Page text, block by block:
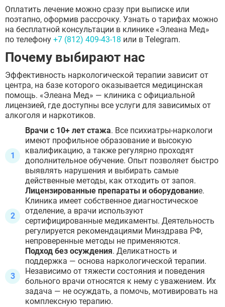
Оплатить лечение можно сразу при выписке или
поэтапно, оформив рассрочку. Узнать о тарифах можно
на бесплатной консультации в клинике «Элеана Мед»
по телефону +7 (812) 409-43-18 или в Telegram.
Почему выбирают нас
Эффективность наркологической терапии зависит от
центра, на базе которого оказывается медицинская
помощь. «Элеана Мед» — клиника с официальной
лицензией, где доступны все услуги для зависимых от
алкоголя и наркотиков.
Врачи с 10+ лет стажа. Все психиатры-наркологи
имеют профильное образование и высокую
квалификацию, а также регулярно проходят
дополнительное обучение. Опыт позволяет быстро
выявлять нарушения и выбирать самые
действенные методы, как отходить от запоя.
Лицензированные препараты и оборудование.
Клиника имеет собственное диагностическое
отделение, а врачи используют
сертифицированные медикаменты. Деятельность
регулируется рекомендациями Минздрава РФ,
непроверенные методы не применяются.
Подход без осуждения. Деликатность и
поддержка — основа наркологической терапии.
Независимо от тяжести состояния и поведения
больного врачи относятся к нему с уважением. Их
задача — не осуждать, а помочь, мотивировать на
комплексную терапию.